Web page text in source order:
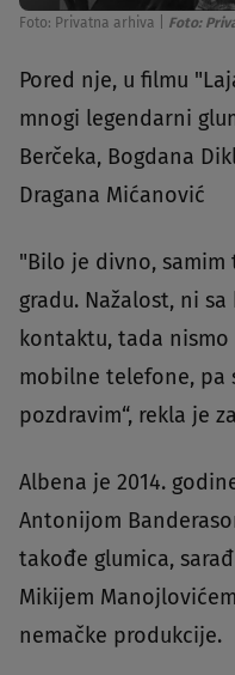
Foto: Privatna arhiva Foto:
Pored nje, u filmu
mnogi legendarni
Berčeka, Bogdana
Dragana Mićanović
"Bilo je divno,
gradu. Nažalost, ni
kontaktu, tada
mobilne telefone, pa
pozdravim“, rekla je
Albena je 2014.
Antonijom
takođe glumica,
Mikijem
nemačke produkcije.